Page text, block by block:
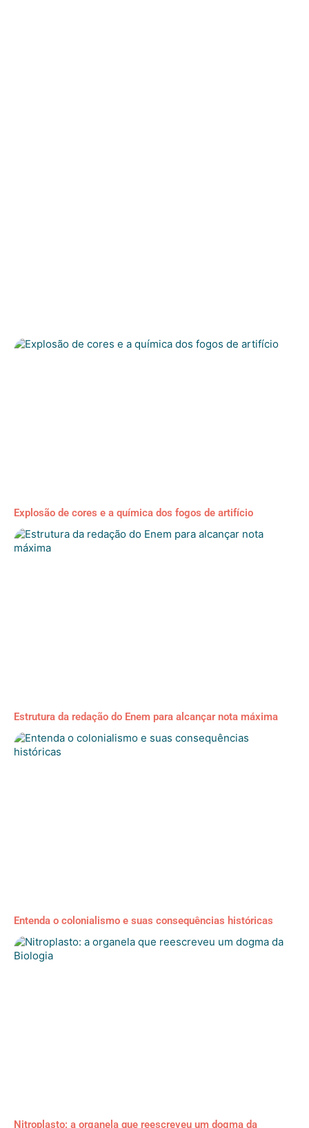
Explosão de cores e a química dos fogos de artifício
Estrutura da redação do Enem para alcançar nota máxima
Entenda o colonialismo e suas consequências históricas
Nitroplasto: a organela que reescreveu um dogma da